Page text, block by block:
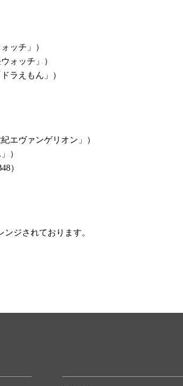
ッチ」）
ォッチ」）
ラえもん」）
エヴァンゲリオン」）
）
）
ジされております。